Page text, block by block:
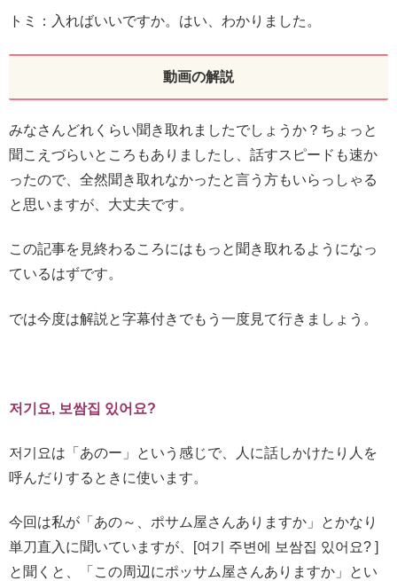
トミ：入ればいいですか。はい、わかりました。
動画の解説
みなさんどれくらい聞き取れましたでしょうか？ちょっと
聞こえづらいところもありましたし、話すスピードも速か
ったので、全然聞き取れなかったと言う方もいらっしゃる
と思いますが、大丈夫です。
この記事を見終わるころにはもっと聞き取れるようになっ
ているはずです。
では今度は解説と字幕付きでもう一度見て行きましょう。
저기요, 보쌈집 있어요?
저기요は「あのー」という感じで、人に話しかけたり人を
呼んだりするときに使います。
今回は私が「あの～、ポサム屋さんありますか」とかなり
単刀直入に聞いていますが、[여기 주변에 보쌈집 있어요? ]
と聞くと、「この周辺にポッサム屋さんありますか」とい